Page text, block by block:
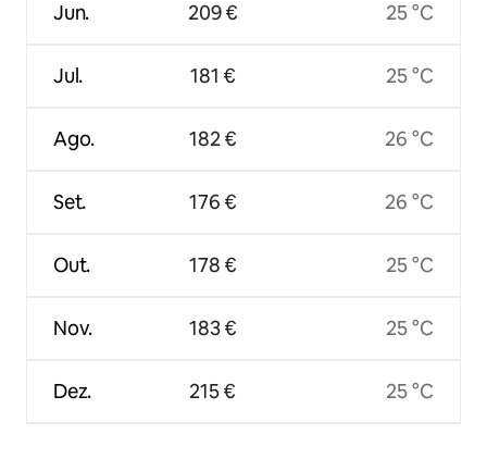
Jun.
Jul.
Ago.
Set.
Out.
Nov.
Dez.
209 €
181 €
182 €
176 €
178 €
183 €
215 €
25 °C
25 °C
26 °C
26 °C
25 °C
25 °C
25 °C